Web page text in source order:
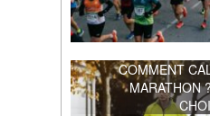
COMMENT
MARATHON